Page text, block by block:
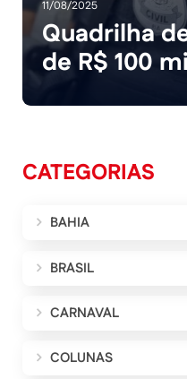
11/08/2025
Quadrilha
de R$ 100
CATEGORIAS
BAHIA
BRASIL
CARNAVAL
COLUNAS